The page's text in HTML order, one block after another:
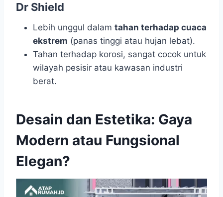
Dr Shield
Lebih unggul dalam tahan terhadap cuaca
ekstrem (panas tinggi atau hujan lebat).
Tahan terhadap korosi, sangat cocok untuk
wilayah pesisir atau kawasan industri
berat.
Desain dan Estetika: Gaya
Modern atau Fungsional
Elegan?